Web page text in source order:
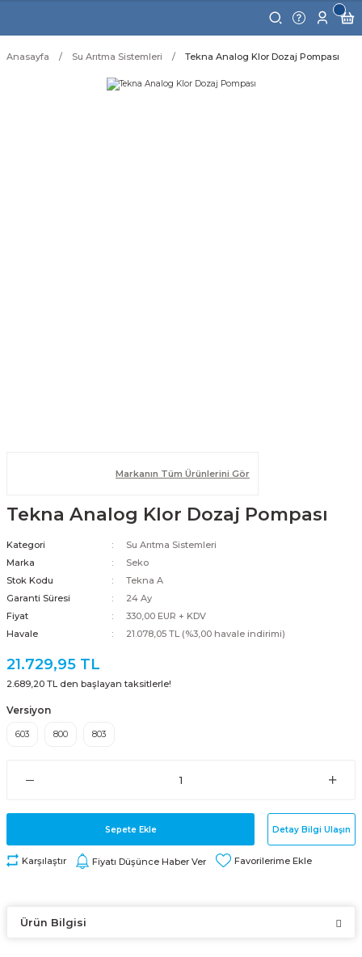
Anasayfa Su Arıtma Sistemleri Tekna Analog Klor Dozaj Pompası
Markanın Tüm Ürünlerini Gör
Tekna Analog Klor Dozaj Pompası
Kategori
Su Arıtma Sistemleri
Marka
Seko
Stok Kodu
Tekna A
Garanti Süresi
24 Ay
Fiyat
330,00 EUR + KDV
Havale
21.078,05 TL (%3,00 havale indirimi)
21.729,95 TL
2.689,20 TL den başlayan taksitlerle!
Versiyon
603 800 803
Sepete Ekle Detay Bilgi Ulaşın
Karşılaştır Fiyatı Düşünce Haber Ver
Ürün Bilgisi